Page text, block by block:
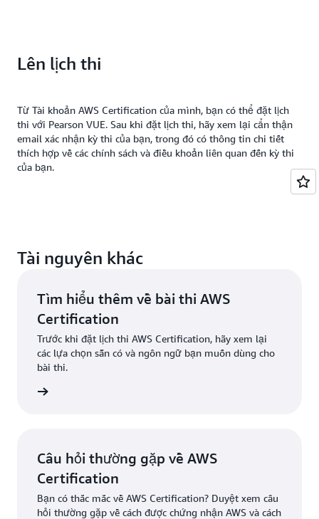
Lên lịch thi
Từ Tài khoản AWS Certification của mình, bạn có thể đặt lịch
thi với Pearson VUE. Sau khi đặt lịch thi, hãy xem lại cẩn thận
email xác nhận kỳ thi của bạn, trong đó có thông tin chi tiết
thích hợp về các chính sách và điều khoản liên quan đến kỳ thi
của bạn.
Tài nguyên khác
Tìm hiểu thêm về bài thi AWS
Certification
Trước khi đặt lịch thi AWS Certification, hãy xem lại
các lựa chọn sẵn có và ngôn ngữ bạn muốn dùng cho
bài thi.
Câu hỏi thường gặp về AWS
Certification
Bạn có thắc mắc về AWS Certification? Duyệt xem câu
hỏi thường gặp về cách được chứng nhận AWS và cách